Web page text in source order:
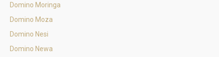
Domino Moringa
Domino Moza
Domino Nesi
Domino Newa